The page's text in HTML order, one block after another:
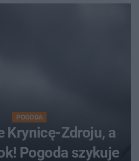
POGODA
Krynicę-Zdroju, a
Pogoda szykuje